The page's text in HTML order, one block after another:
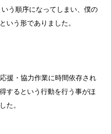
う順序になってしまい、僕の
いう形でありました。
援・協力作業に時間依存され
するという行動を行う事がほ
た。